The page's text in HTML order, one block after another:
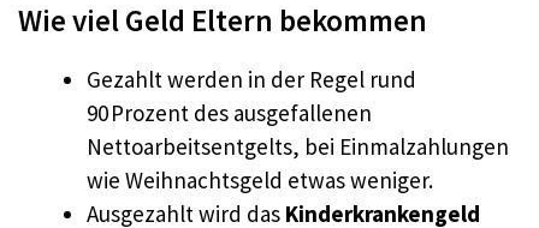
Wie viel Geld Eltern bekommen
Gezahlt werden in der Regel rund
90 Prozent des ausgefallenen
Nettoarbeitsentgelts, bei Einmalzahlungen
wie Weihnachtsgeld etwas weniger.​
Ausgezahlt wird das Kinderkrankengeld